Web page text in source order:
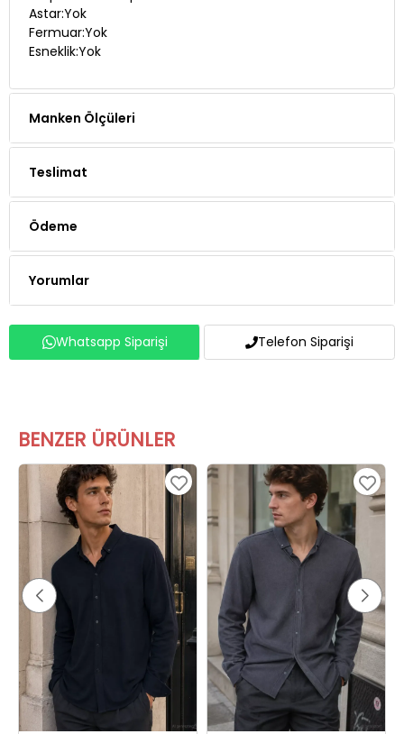
Astar:Yok
Fermuar:Yok
Esneklik:Yok
Manken Ölçüleri
Teslimat
Ödeme
Yorumlar
Whatsapp Siparişi Telefon Siparişi
BENZER ÜRÜNLER